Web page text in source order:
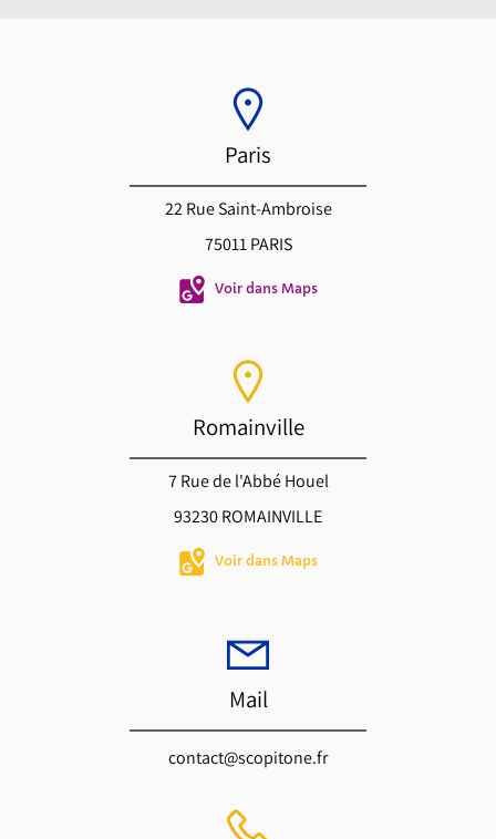
Paris
22 Rue Saint-Ambroise
75011 PARIS
Voir dans Maps
Romainville
7 Rue de l'Abbé Houel
93230 ROMAINVILLE
Voir dans Maps
Mail
contact@scopitone.fr